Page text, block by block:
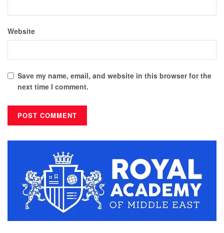
Website
Save my name, email, and website in this browser for the
next time I comment.